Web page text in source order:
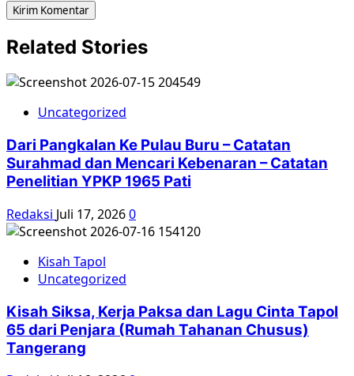
Related Stories
Uncategorized
Dari Pangkalan Ke Pulau Buru – Catatan
Surahmad dan Mencari Kebenaran – Catatan
Penelitian YPKP 1965 Pati
Redaksi Juli 17, 20260
Kisah Tapol
Uncategorized
Kisah Siksa, Kerja Paksa dan Lagu Cinta Tapol
65 dari Penjara (Rumah Tahanan Chusus)
Tangerang